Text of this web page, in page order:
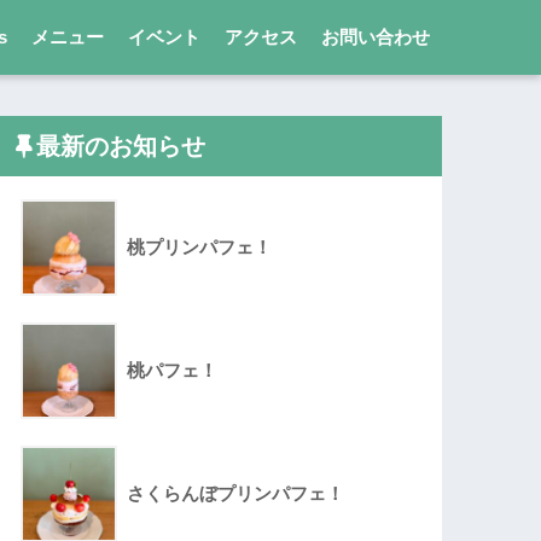
メニュー イベント アクセス お問い合わせ
最新のお知らせ
桃プリンパフェ！
桃パフェ！
さくらんぼプリンパフェ！